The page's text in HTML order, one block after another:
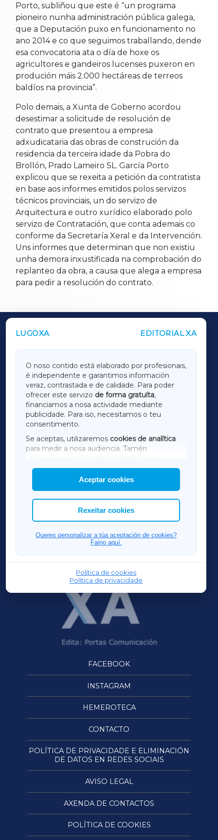
Porto, subliñou que este é “un programa
pioneiro nunha administración pública galega,
que a Deputación puxo en funcionamento no
ano 2014 e co que seguimos traballando, dende
esa convocatoria ata o día de hoxe os
agricultores e gandeiros lucenses puxeron en
produción máis 2.000 hectáreas de terreos
baldíos na provincia”.
Polo demais, a Xunta de Goberno acordou
desestimar a solicitude de resolución de
contrato que presentou a empresa
adxudicataria das obras de construción da
residencia da terceira idade da Pobra do
Brollón, Prado Lameiro SL. García Porto
explicou que se rexeita a petición da contratista
en base aos informes emitidos polos servizos
técnicos provinciais, un do servizo de
Arquitectura e outro xurídico elaborado polo
servizo de Contratación, que conta ademais co
conforme da Secretaría Xeral e da Intervención.
Uns informes que determinan que non existiu
unha demora inxustificada na comprobación do
replanteo da obra, a causa que alega a empresa
para pedir a resolución do contrato.
LUGOXA EDITORIAL XA
O noso contido está elaborado por profesionais,
é independente e garantimos información
veraz, contrastada e de calidade. Para poder
ofrecer este servizo de forma gratuíta,
financiamos a nosa actividade mediante
publicidade. Para iso, necesitamos o teu
consentimento.
Se aceptas, utilizaremos cookies de analítica
para medir a nosa audiencia. Tamén
utilizaremos
cookies de marketing
mostrar publicidade de terceiros.
Así mesmo, podes personalizar a elección das
cookies que desexas permitir.
Aceptar cookies
Rexeitar cookies
Queres personalizar a túa aceptación de cookies?
Faino aquí.
Política de cookies
Política de privacidade
OUTROS PERIÓDICOS
LUGOXA
TERRACHAXA
AMARIÑAXA
RIBEIRASACRAXA
ACORUÑAXA
FERROLXA
OURENSEXA
FACEBOOK
INSTAGRAM
HEMEROTECA
CONTACTO
POLÍTICA DE PRIVACIDADE E ELIMINACIÓN
DE DATOS EN REDES SOCIAIS
AVISO LEGAL
AXENDA DE CONTACTOS
POLÍTICA DE COOKIES